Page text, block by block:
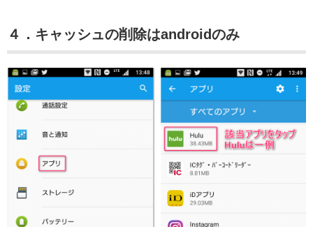
４．キャッシュの削除はandroidのみ